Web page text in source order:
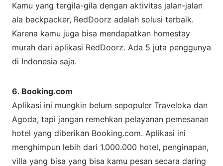
Kamu yang tergila-gila dengan aktivitas jalan-jalan
ala backpacker, RedDoorz adalah solusi terbaik.
Karena kamu juga bisa mendapatkan homestay
murah dari aplikasi RedDoorz. Ada 5 juta penggunya
di Indonesia saja.
6. Booking.com
Aplikasi ini mungkin belum sepopuler Traveloka dan
Agoda, tapi jangan remehkan pelayanan pemesanan
hotel yang diberikan Booking.com. Aplikasi ini
menghimpun lebih dari 1.000.000 hotel, penginapan,
villa yang bisa yang bisa kamu pesan secara daring